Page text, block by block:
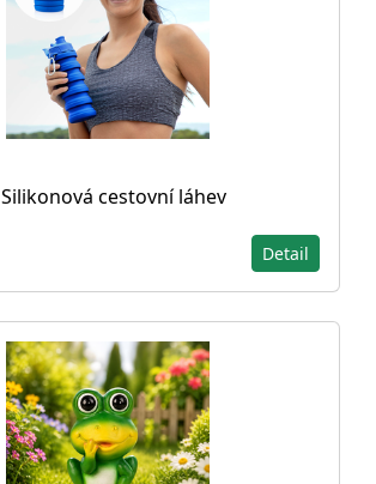
Silikonová cestovní láhev
Detail